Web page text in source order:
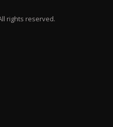
rights reserved.